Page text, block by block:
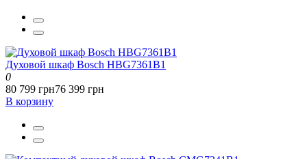
Духовой шкаф Bosch HBG7361B1
0
80 799 грн76 399 грн
В корзину